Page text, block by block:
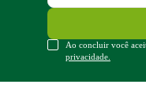
Ao concluir você
privacidade.